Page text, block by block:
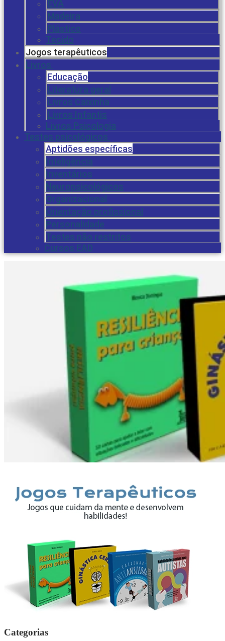
EVA
Madeira
Plástico
Tecido
Jogos terapêuticos
Livros
Educação
Literatura geral
Livros Caixinha
Livros Infantis
Livros Psicologia
Testes psicológicos
Aptidões específicas
Inteligência
Inventários
Neuropsicológicos
Organizacional
Orientação profissional
Personalidade
Testes não restritos
Cursos EAD
Categorias